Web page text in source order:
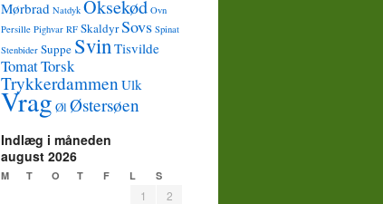
Mørbrad Natdyk Oksekød Ovn
Persille Pighvar RF SkaldyrSovs Spinat
Stenbider Suppe SvinTisvilde
TomatTorsk
Trykkerdammen Ulk
VragØl Østersøen
Indlæg i måneden
august 2026
M T O T F L S
1
2